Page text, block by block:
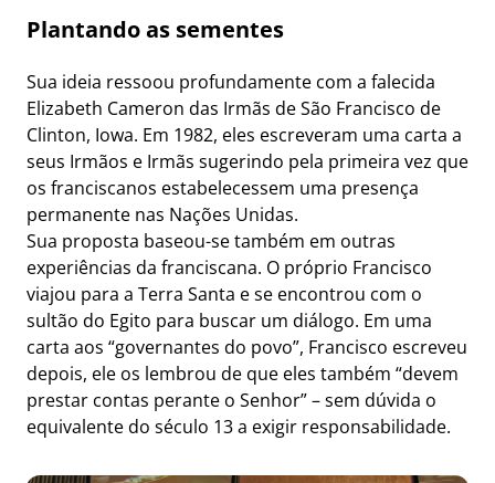
Plantando as sementes
Sua ideia ressoou profundamente com a falecida
Elizabeth Cameron das Irmãs de São Francisco de
Clinton, Iowa. Em 1982, eles escreveram uma carta a
seus Irmãos e Irmãs sugerindo pela primeira vez que
os franciscanos estabelecessem uma presença
permanente nas Nações Unidas.
Sua proposta baseou-se também em outras
experiências da franciscana. O próprio Francisco
viajou para a Terra Santa e se encontrou com o
sultão do Egito para buscar um diálogo. Em uma
carta aos “governantes do povo”, Francisco escreveu
depois, ele os lembrou de que eles também “devem
prestar contas perante o Senhor” – sem dúvida o
equivalente do século 13 a exigir responsabilidade.